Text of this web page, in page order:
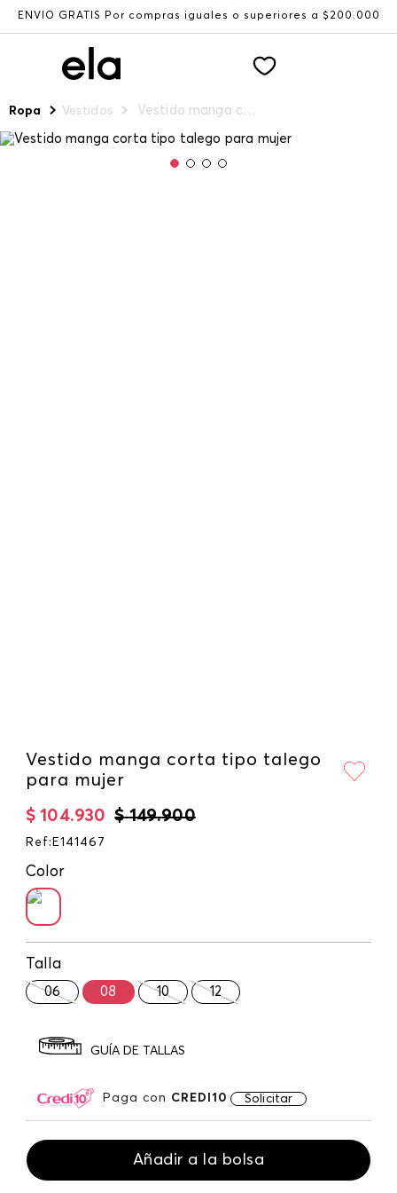
ENVÍO GRATIS Por compras iguales o superiores a $200.000
Ropa Vestidos Vestido manga corta tipo talego para mujer
Vestido manga corta tipo talego
para mujer
$ 149.900
$ 104.930
Ref : E141467
Color
Talla
06 08 10 12
GUÍA DE TALLAS
Paga con CREDI10 Solicitar
Añadir a la bolsa